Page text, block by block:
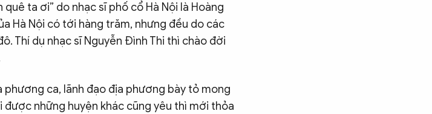
quê ta ơi” do nhạc sĩ phố cổ Hà Nội là Hoàng
Hà Nội có tới hàng trăm, nhưng đều do các
Thí dụ nhạc sĩ Nguyễn Đình Thi thì chào đời
ca, lãnh đạo địa phương bày tỏ mong
được những huyện khác cũng yêu thì mới thỏa